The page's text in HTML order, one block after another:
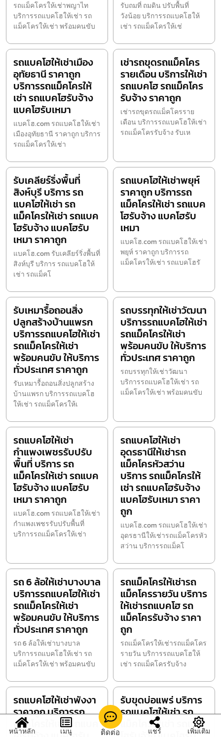
รถแม็คโครให้เช่าพญาไท
บริการรถแบคโฮให้เช่า รถ
แม็คโครให้เช่า พร้อมคนขับ
รับถมที่ ถมดิน ปรับพื้นที่
วังน้อย บริการรถแบคโฮให้
เช่า รถแม็คโครให้เช่
รถแบคโฮให้เช่าเมือง
อุทัยธานี ราคาถูก
บริการรถแม็คโครให้
เช่า รถแบคโฮรับจ้าง
แบคโฮรับเหมา
แบคโฮ.com รถแบคโฮให้เช่า
เมืองอุทัยธานี ราคาถูก บริการ
รถแม็คโครให้เช่า
เช่ารถขุดรถแม็คโคร
รายเดือน บริการให้เช่า
รถแบคโฮ รถแม็คโคร
รับจ้าง ราคาถูก
เช่ารถขุดรถแม็คโครราย
เดือน บริการรถแบคโฮให้เช่า
รถแม็คโครรับจ้าง รับเห
รับเคลียร์ริ่งพื้นที่
สิงห์บุรี บริการ รถ
แบคโฮให้เช่า รถ
แม็คโครให้เช่า รถแบค
โฮรับจ้าง แบคโฮรับ
เหมา ราคาถูก
แบคโฮ.com รับเคลียร์ริ่งพื้นที่
สิงห์บุรี บริการ รถแบคโฮให้
เช่า รถแม็คโ
รถแบคโฮให้เช่าพยุห์
ราคาถูก บริการรถ
แม็คโครให้เช่า รถแบค
โฮรับจ้าง แบคโฮรับ
เหมา
แบคโฮ.com รถแบคโฮให้เช่า
พยุห์ ราคาถูก บริการรถ
แม็คโครให้เช่า รถแบคโฮรั
รับเหมารื้อถอนสิ่ง
ปลูกสร้างบ้านแพรก
บริการรถแบคโฮให้เช่า
รถแม็คโครให้เช่า
พร้อมคนขับ ให้บริการ
ทั่วประเทศ ราคาถูก
รับเหมารื้อถอนสิ่งปลูกสร้าง
บ้านแพรก บริการรถแบคโฮ
ให้เช่า รถแม็คโครให้เ
รถบรรทุกให้เช่าวัฒนา
บริการรถแบคโฮให้เช่า
รถแม็คโครให้เช่า
พร้อมคนขับ ให้บริการ
ทั่วประเทศ ราคาถูก
รถบรรทุกให้เช่าวัฒนา
บริการรถแบคโฮให้เช่า รถ
แม็คโครให้เช่า พร้อมคนขับ
รถแบคโฮให้เช่า
กำแพงเพชรรับปรับ
พื้นที่ บริการ รถ
แม็คโครให้เช่า รถแบค
โฮรับจ้าง แบคโฮรับ
เหมา ราคาถูก
แบคโฮ.com รถแบคโฮให้เช่า
กำแพงเพชรรับปรับพื้นที่
บริการรถแม็คโครให้เช่า
รถแบคโฮให้เช่า
อุดรธานีให้เช่ารถ
แม็คโครหัวสว่าน
บริการ รถแม็คโครให้
เช่า รถแบคโฮรับจ้าง
แบคโฮรับเหมา ราคา
ถูก
แบคโฮ.com รถแบคโฮให้เช่า
อุดรธานีให้เช่ารถแม็คโครหัว
สว่าน บริการรถแม็คโ
รถ 6 ล้อให้เช่าบางบาล
บริการรถแบคโฮให้เช่า
รถแม็คโครให้เช่า
พร้อมคนขับ ให้บริการ
ทั่วประเทศ ราคาถูก
รถ 6 ล้อให้เช่าบางบาล
บริการรถแบคโฮให้เช่า รถ
แม็คโครให้เช่า พร้อมคนขับ
รถแม็คโครให้เช่ารถ
แม็คโครรายวัน บริการ
ให้เช่ารถแบคโฮ รถ
แม็คโครรับจ้าง ราคา
ถูก
รถแม็คโครให้เช่ารถแม็คโคร
รายวัน บริการรถแบคโฮให้
เช่า รถแม็คโครรับจ้าง
รถแบคโฮให้เช่าพังงา
ราคาถูก บริการรถ
แม็คโครให้เช่า รถแบค
รับขุดบ่อแพร่ บริการ
รถแบคโฮให้เช่า รถ
แม็คโครให้เช่า รถแบค
หน้าหลัก เมนู ติดต่อ แชร์ เพิ่มเติม